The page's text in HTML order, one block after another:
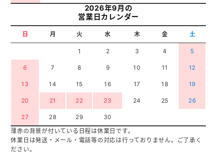
2026年9月の
営業日カレンダー
日 月 火 水 木 金 土
1 2 3 4 5
6 7 8 9 10 11 12
13 14 15 16 17 18 19
20 21 22 23 24 25 26
27 28 29
30
薄赤の背景が付いている日程は休業日です。
休業日は発送・メール・電話等の対応は行っておりません。ご了承く
ださい。